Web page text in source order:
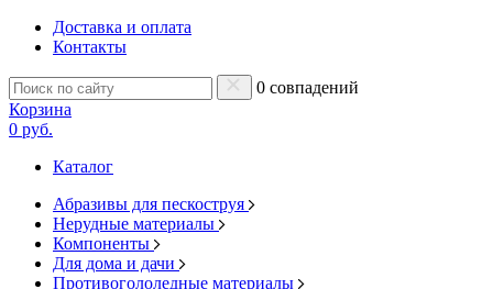
Доставка и оплата
Контакты
0 совпадений
Корзина
0 руб.
Каталог
Абразивы для пескоструя
Нерудные материалы
Компоненты
Для дома и дачи
Противогололедные материалы